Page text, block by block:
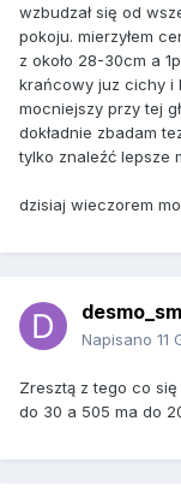
wzbudzał się od
pokoju. mierzyłem
z około 28-30cm a
krańcowy juz cichy i
mocniejszy przy tej
dokładnie zbadam
tylko znaleźć lepsze
dzisiaj wieczorem
desmo_sm
Napisano 11
Zresztą z tego co
do 30 a 505 ma do